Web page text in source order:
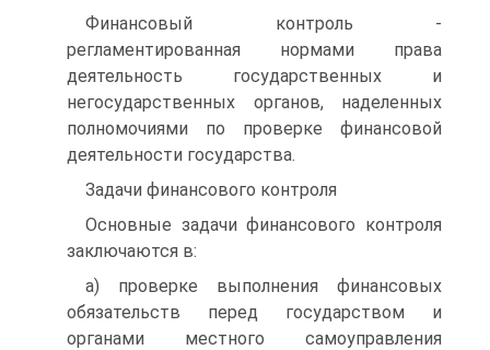
Финансовый контроль -
регламентированная нормами права
деятельность государственных и
негосударственных органов, наделенных
полномочиями по проверке финансовой
деятельности государства.
Задачи финансового контроля
Основные задачи финансового контроля
заключаются в:
а) проверке выполнения финансовых
обязательств перед государ­ством и
органами местного самоуправления